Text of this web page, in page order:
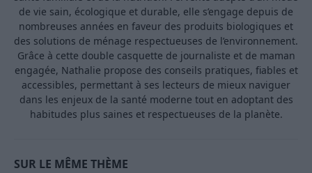
de vie sain, écologique et durable, elle s’engage depuis de
nombreuses années en faveur des produits biologiques et
des solutions de ménage respectueuses de l’environnement.
Grâce à cette double casquette de journaliste et de maman
engagée, Nathalie propose des conseils pratiques, fiables et
accessibles, permettant à ses lecteurs de mieux naviguer
dans les enjeux de la santé moderne tout en adoptant des
habitudes plus saines et respectueuses de la planète.
SUR LE MÊME THÈME